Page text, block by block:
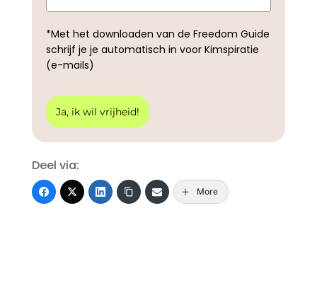
*Met het downloaden van de Freedom Guide
schrijf je je automatisch in voor Kimspiratie
(e-mails)
Ja, ik wil vrijheid!
Deel via:
More